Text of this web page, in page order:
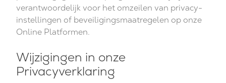
verantwoordelijk voor het omzeilen van privacy-
instellingen of beveiligingsmaatregelen op onze
Online Platformen.
Wijzigingen in onze
Privacyverklaring